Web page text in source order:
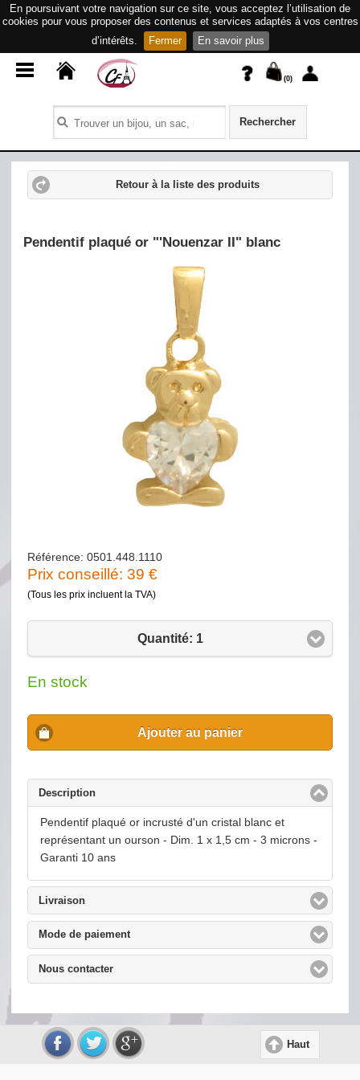
En poursuivant votre navigation sur ce site, vous acceptez l’utilisation de
cookies pour vous proposer des contenus et services adaptés à vos centres
d’intérêts.
Fermer En savoir plus
(0)
Rechercher
Retour à la liste des produits
Pendentif plaqué or "'Nouenzar II" blanc
Référence: 0501.448.1110
Prix conseillé:39 €
(Tous les prix incluent la TVA)
Quantité: 1
En stock
Ajouter au panier
Descriptionclick to collapse contents
Pendentif plaqué or incrusté d'un cristal blanc et
représentant un ourson - Dim. 1 x 1,5 cm - 3 microns -
Garanti 10 ans
Livraisonclick to expand contents
Mode de paiementclick to expand contents
Nous contacterclick to expand contents
Haut